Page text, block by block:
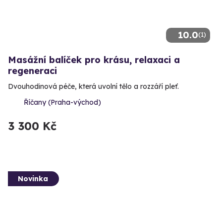
10.0(1)
Masážní balíček pro krásu, relaxaci a
regeneraci
Dvouhodinová péče, která uvolní tělo a rozzáří pleť.
Říčany (Praha-východ)
3 300 Kč
Novinka